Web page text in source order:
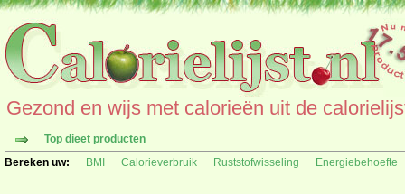
Gezond en wijs met calorieën uit de
Top dieet producten
Bereken uw:
BMI Calorieverbruik Ruststofwisseling Energiebehoefte